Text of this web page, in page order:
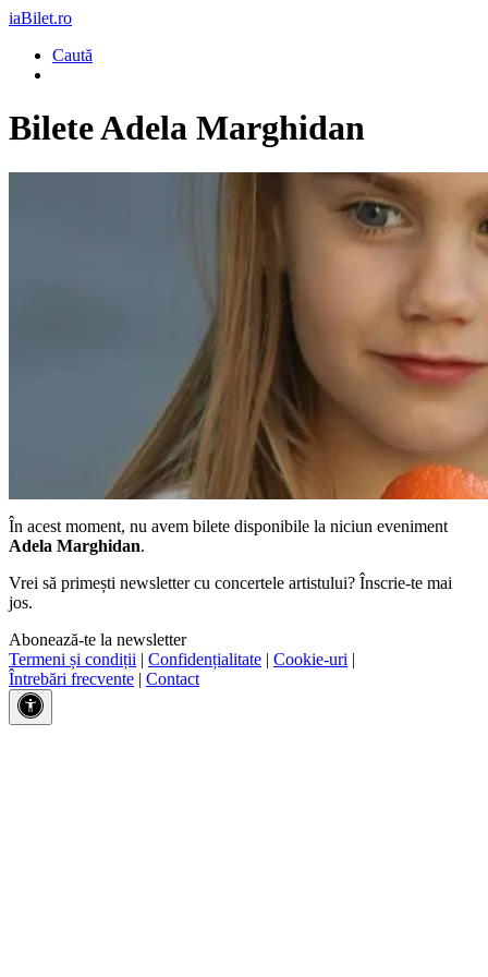
iaBilet.ro
Caută
BileteAdela Marghidan
În acest moment, nu avem bilete disponibile la niciun eveniment
Adela Marghidan.
Vrei să primești newsletter cu concertele artistului? Înscrie-te mai
jos.
Abonează-te la newsletter
Termeni și condiții | Confidențialitate | Cookie-uri |
Întrebări frecvente | Contact